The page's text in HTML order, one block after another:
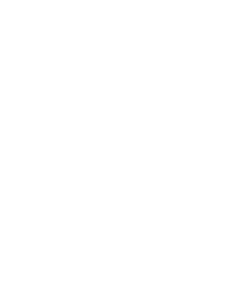
kada vaš